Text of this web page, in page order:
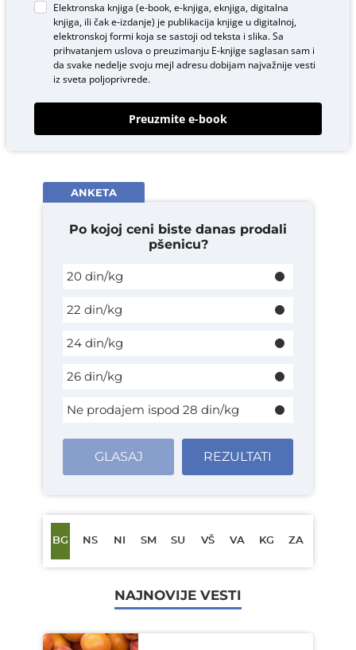
Elektronska knjiga (e-book, e-knjiga, eknjiga, digitalna
knjiga, ili čak e-izdanje) je publikacija knjige u digitalnoj,
elektronskoj formi koja se sastoji od teksta i slika. Sa
prihvatanjem uslova o preuzimanju E-knjigesaglasan sam i
da svake nedelje svoju mejl adresu dobijam najvažnije vesti
iz sveta poljoprivrede.
Preuzmite e-book
ANKETA
Po kojoj ceni biste danas prodali
pšenicu?
20 din/kg
22 din/kg
24 din/kg
26 din/kg
Ne prodajem ispod 28 din/kg
GLASAJ REZULTATI
BG NS NI SM SU VŠ VA KG ZA
NAJNOVIJE VESTI